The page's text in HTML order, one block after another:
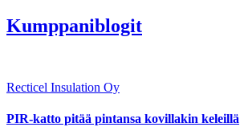
Kumppaniblogit
Recticel Insulation Oy
PIR-katto pitää pintansa kovillakin keleillä